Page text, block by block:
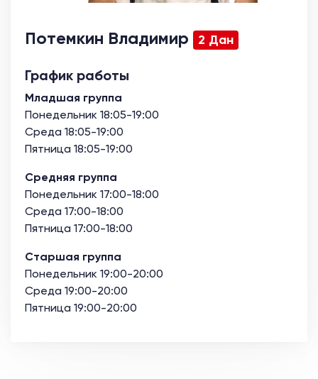
Потемкин Владимир 2 Дан
График работы
Младшая группа
Понедельник 18:05-19:00
Среда 18:05-19:00
Пятница 18:05-19:00
Средняя группа
Понедельник 17:00-18:00
Среда 17:00-18:00
Пятница 17:00-18:00
Старшая группа
Понедельник 19:00-20:00
Среда 19:00-20:00
Пятница 19:00-20:00